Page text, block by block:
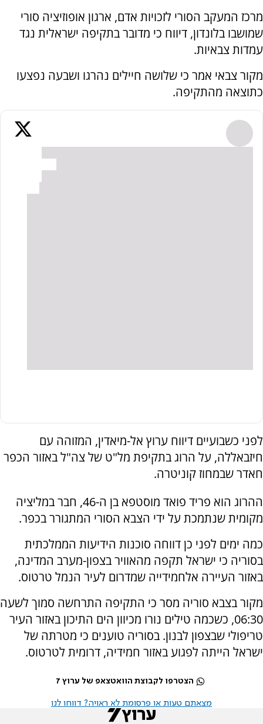
מרכז המעקב הסורי לזכויות אדם, ארגון אופוזיציה סורי
שמושבו בלונדון, דיווח כי מדובר בתקיפה ישראלית נגד
עמדות צבאיות.
מקור צבאי אמר כי שלושה חיילים נהרגו ושבעה נפצעו
כתוצאה מהתקיפה.
לפני כשבועיים דיווח ערוץ אל-מיאדין, המזוהה עם
חיזבאללה, על הרוג בתקיפת מל"ט של צה"ל באזור הכפר
חאדר שבמחוז קוניטרה.
ההרוג הוא פריד פואד מוסטפא בן ה-46, חבר במליציה
מקומית שנתמכת על ידי הצבא הסורי המתגורר בכפר.
כמה ימים לפני כן דווחה סוכנות הידיעות הממלכתית
בסוריה כי ישראל תקפה מהאוויר בצפון-מערב המדינה,
באזור העיירה אלחמידייה שמדרום לעיר הנמל טרטוס.
מקור בצבא סוריה מסר כי התקיפה התרחשה סמוך לשעה
06:30, כשכמה טילים נורו מכיוון הים התיכון באזור העיר
טריפולי שבצפון לבנון. בסוריה טוענים כי מטרתה של
ישראל הייתה לפגוע באזור חמידיה, דרומית לטרטוס.
הצטרפו לקבוצת הוואטצאפ של ערוץ 7
מצאתם טעות או פרסומת לא ראויה? דווחו לנו